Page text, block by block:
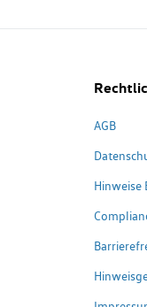
AGB
Hinweise